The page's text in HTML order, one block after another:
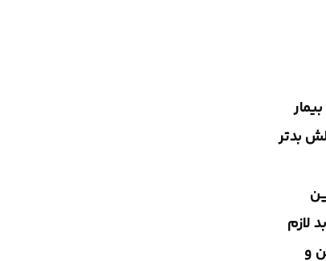
بدتر
لازم
و